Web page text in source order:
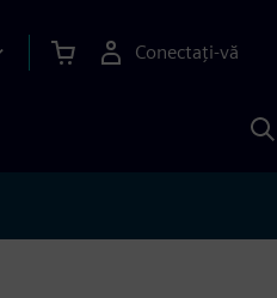
Conectați-vă